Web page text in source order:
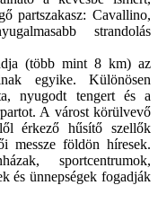
partszakasz: Cavallino,
strandolás
(több mint 8 km) az
egyike. Különösen
nyugodt tengert és a
A várost körülvevő
érkező hűsítő szellők
messze földön híresek.
sportcentrumok,
és ünnepségek fogadják